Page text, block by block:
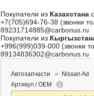
Покупатели из Казахстана
+7(705)694-76-38 (звонки
89231714885@carbonus.ru
Покупатели из
+996(999)039-000 (звонки
89134836302@carbonus.ru
Автозапчасти
Nissan Ad
Артикул / OEM